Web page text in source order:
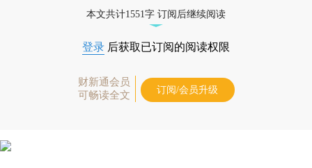
本文共计1551字 订阅后继续阅读
登录 后获取已订阅的阅读权限
财新通会员
可畅读全文
订阅/会员升级